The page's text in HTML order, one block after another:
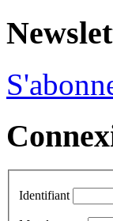
Identifiant